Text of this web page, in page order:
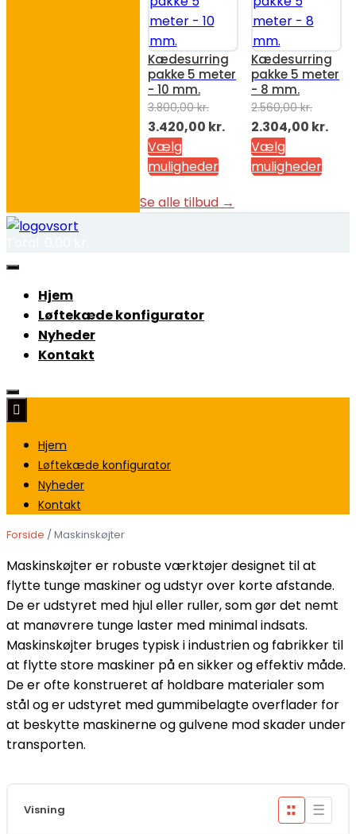
Kædesurring
pakke 5 meter
- 10 mm.
3.800,00kr.
Den
oprindelige
pris
3.800,00 kr..
3.420,00 kr.Den
aktuelle
3.420,00 kr..
Vælg
muligheder
Kædesurring
pakke 5 meter
- 8 mm.
2.560,00kr.
Den
oprindelige
pris
2.304,00 kr.Den
Vælg
muligheder
Se alle tilbud →
Hjem
Løftekæde konfigurator
Nyheder
Kontakt
Hjem
Løftekæde konfigurator
Nyheder
Kontakt
Forside / Maskinskøjter
Maskinskøjter er robuste værktøjer designet til at
flytte tunge maskiner og udstyr over korte afstande.
De er udstyret med hjul eller ruller, som gør det nemt
at manøvrere tunge laster med minimal indsats.
Maskinskøjter bruges typisk i industrien og fabrikker til
at flytte store maskiner på en sikker og effektiv måde.
De er ofte konstrueret af holdbare materialer som
stål og er udstyret med gummibelagte overflader for
at beskytte maskinerne og gulvene mod skader under
transporten.
Visning ■■
■■ ☰